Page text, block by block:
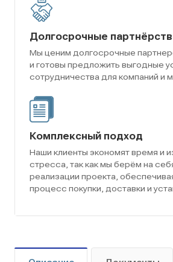
Долгосрочные
Мы ценим долгосрочные
и готовы предложить выгодные
сотрудничества для компаний и
Комплексный подход
Наши клиенты экономят время и
стресса, так как мы берём на
реализации проекта,
процесс покупки, доставки и